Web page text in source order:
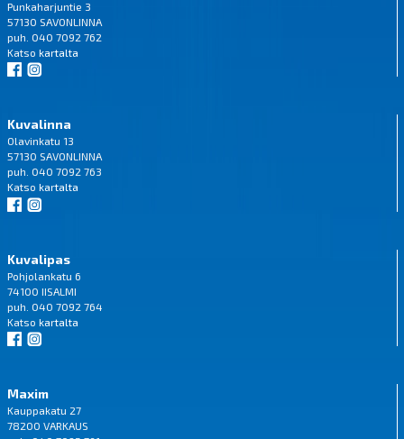
Punkaharjuntie 3
57130 SAVONLINNA
puh. 040 7092 762
Katso kartalta
Kuvalinna
Olavinkatu 13
57130 SAVONLINNA
puh. 040 7092 763
Katso kartalta
Kuvalipas
Pohjolankatu 6
74100 IISALMI
puh. 040 7092 764
Katso kartalta
Maxim
Kauppakatu 27
78200 VARKAUS